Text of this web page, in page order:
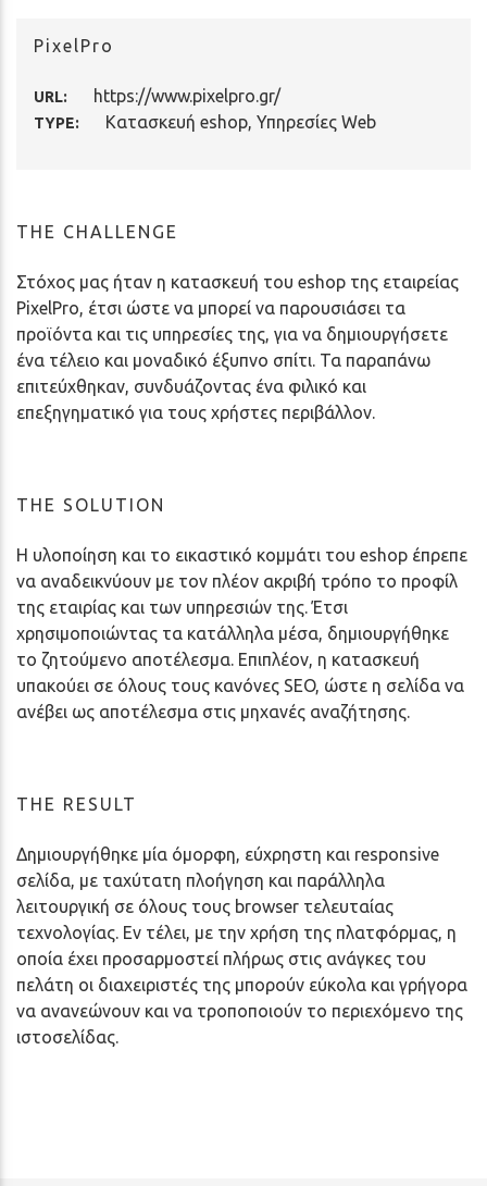
PixelPro
URL: https://www.pixelpro.gr/
TYPE: Κατασκευή eshop, Υπηρεσίες Web
THE CHALLENGE
Στόχος μας ήταν η κατασκευή του eshop της εταιρείας
PixelPro, έτσι ώστε να μπορεί να παρουσιάσει τα
προϊόντα και τις υπηρεσίες της, για να δημιουργήσετε
ένα τέλειο και μοναδικό έξυπνο σπίτι. Τα παραπάνω
επιτεύχθηκαν, συνδυάζοντας ένα φιλικό και
επεξηγηματικό για τους χρήστες περιβάλλον.
THE SOLUTION
Η υλοποίηση και το εικαστικό κομμάτι του eshop έπρεπε
να αναδεικνύουν με τον πλέον ακριβή τρόπο το προφίλ
της εταιρίας και των υπηρεσιών της. Έτσι
χρησιμοποιώντας τα κατάλληλα μέσα, δημιουργήθηκε
το ζητούμενο αποτέλεσμα. Επιπλέον, η κατασκευή
υπακούει σε όλους τους κανόνες SEO, ώστε η σελίδα να
ανέβει ως αποτέλεσμα στις μηχανές αναζήτησης.
THE RESULT
Δημιουργήθηκε μία όμορφη, εύχρηστη και responsive
σελίδα, με ταχύτατη πλοήγηση και παράλληλα
λειτουργική σε όλους τους browser τελευταίας
τεχνολογίας. Εν τέλει, με την χρήση της πλατφόρμας, η
οποία έχει προσαρμοστεί πλήρως στις ανάγκες του
πελάτη οι διαχειριστές της μπορούν εύκολα και γρήγορα
να ανανεώνουν και να τροποποιούν το περιεχόμενο της
ιστοσελίδας.